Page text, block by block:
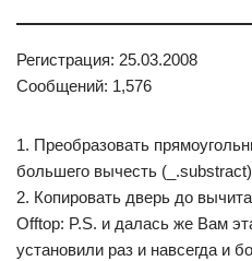
Регистрация: 25.03.2008
Сообщений: 1,576
1. Преобразовать
большего вычесть
2. Копировать дверь до
Offtop: P.S. и далась же Вам
установили раз и навсегда и